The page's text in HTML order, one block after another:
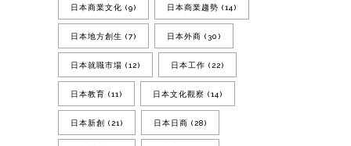
日本商業文化 (9) 日本商業趨勢 (14)
日本地方創生 (7) 日本外商 (30)
日本就職市場 (12) 日本工作 (22)
日本教育 (11) 日本文化觀察 (14)
日本新創 (21) 日本日商 (28)